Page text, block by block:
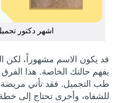
اشهر دكتور
قد يكون الاسم مشهوراً، لكن
يفهم حالتك الخاصة. هذا
طب التجميل. فقد تأتي
للشفاه، وأخرى تحتاج إلى